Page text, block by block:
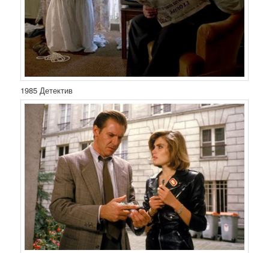
1985 Детектив